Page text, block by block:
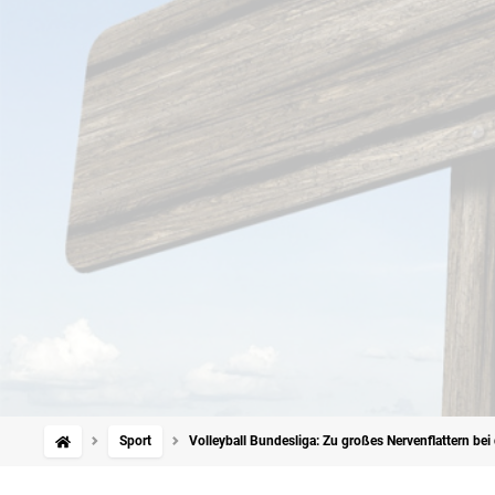
Sport Volleyball Bundesliga: Zu großes Nervenflattern bei